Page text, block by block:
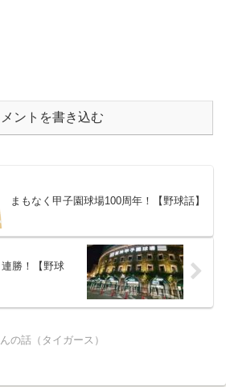
ントを書き込む
まもなく甲子園球場100周年！【野球話】
勝！【野球
の話（タイガース）